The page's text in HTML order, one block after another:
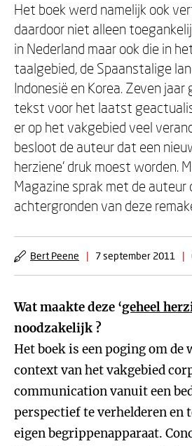
Het boek werd namelijk ook
daardoor niet alleen
in Nederland maar ook die in
taalgebied, de Spaanstalige
Indonesië en Korea. Zeven jaar
tekst voor het laatst
er op het vakgebied veel
besloot de auteur dat een
herziene’ druk moest worden.
Magazine sprak met de auteur
achtergronden van deze
Bert Peene | 7 september 2011 |
Wat maakte deze ‘geheel
noodzakelijk ?
Het boek is een poging om de
context van het vakgebied
communication vanuit een
perspectief te verhelderen en
eigen begrippenapparaat.